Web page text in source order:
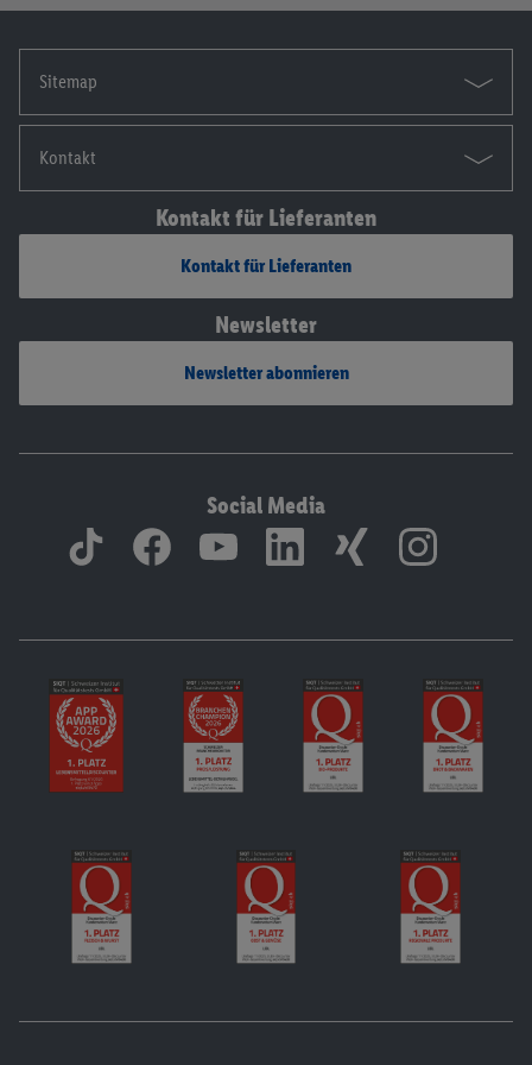
Sitemap
Kontakt
Kontakt für Lieferanten
Kontakt für Lieferanten
Newsletter
Newsletter abonnieren
Social Media